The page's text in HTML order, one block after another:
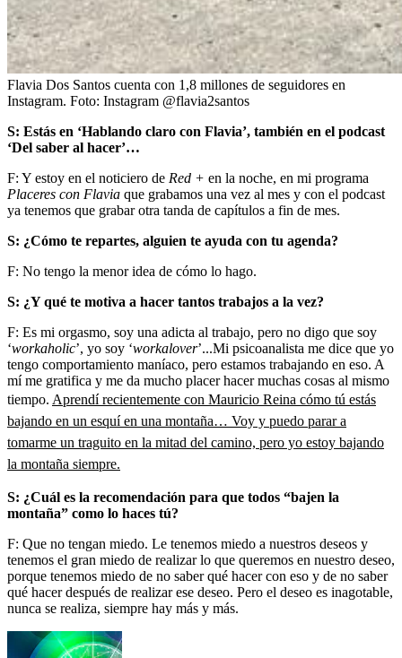
Flavia Dos Santos cuenta con 1,8 millones de seguidores en
Instagram. Foto: Instagram @flavia2santos
S: Estás en ‘Hablando claro con Flavia’, también en el podcast
‘Del saber al hacer’…
F: Y estoy en el noticiero de Red + en la noche, en mi programa
Placeres con Flavia que grabamos una vez al mes y con el podcast
ya tenemos que grabar otra tanda de capítulos a fin de mes.
S: ¿Cómo te repartes, alguien te ayuda con tu agenda?
F: No tengo la menor idea de cómo lo hago.
S: ¿Y qué te motiva a hacer tantos trabajos a la vez?
F: Es mi orgasmo, soy una adicta al trabajo, pero no digo que soy
‘workaholic’, yo soy ‘workalover’...Mi psicoanalista me dice que yo
tengo comportamiento maníaco, pero estamos trabajando en eso. A
mí me gratifica y me da mucho placer hacer muchas cosas al mismo
tiempo. Aprendí recientemente con Mauricio Reina cómo tú estás
bajando en un esquí en una montaña… Voy y puedo parar a
tomarme un traguito en la mitad del camino, pero yo estoy bajando
la montaña siempre.
S: ¿Cuál es la recomendación para que todos “bajen la
montaña” como lo haces tú?
F: Que no tengan miedo. Le tenemos miedo a nuestros deseos y
tenemos el gran miedo de realizar lo que queremos en nuestro deseo,
porque tenemos miedo de no saber qué hacer con eso y de no saber
qué hacer después de realizar ese deseo. Pero el deseo es inagotable,
nunca se realiza, siempre hay más y más.